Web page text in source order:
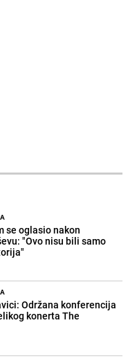
se oglasio nakon
"Ovo nisu bili samo
Održana konferencija
konerta The